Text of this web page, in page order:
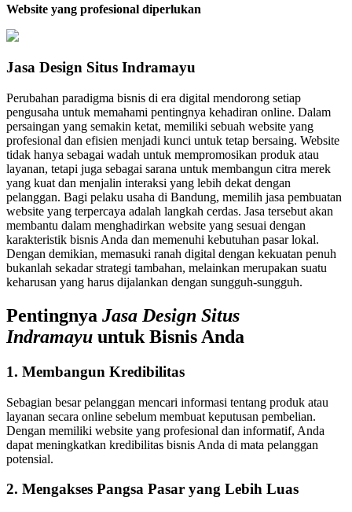
Website yang profesional diperlukan
Jasa Design Situs Indramayu
Perubahan paradigma bisnis di era digital mendorong setiap
pengusaha untuk memahami pentingnya kehadiran online. Dalam
persaingan yang semakin ketat, memiliki sebuah website yang
profesional dan efisien menjadi kunci untuk tetap bersaing. Website
tidak hanya sebagai wadah untuk mempromosikan produk atau
layanan, tetapi juga sebagai sarana untuk membangun citra merek
yang kuat dan menjalin interaksi yang lebih dekat dengan
pelanggan. Bagi pelaku usaha di Bandung, memilih jasa pembuatan
website yang terpercaya adalah langkah cerdas. Jasa tersebut akan
membantu dalam menghadirkan website yang sesuai dengan
karakteristik bisnis Anda dan memenuhi kebutuhan pasar lokal.
Dengan demikian, memasuki ranah digital dengan kekuatan penuh
bukanlah sekadar strategi tambahan, melainkan merupakan suatu
keharusan yang harus dijalankan dengan sungguh-sungguh.
Pentingnya Jasa Design Situs
Indramayu untuk Bisnis Anda
1. Membangun Kredibilitas
Sebagian besar pelanggan mencari informasi tentang produk atau
layanan secara online sebelum membuat keputusan pembelian.
Dengan memiliki website yang profesional dan informatif, Anda
dapat meningkatkan kredibilitas bisnis Anda di mata pelanggan
potensial.
2. Mengakses Pangsa Pasar yang Lebih Luas